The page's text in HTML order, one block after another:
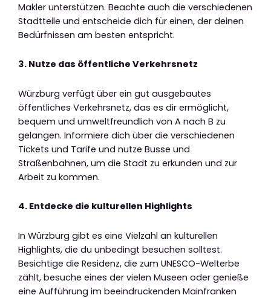
Makler unterstützen. Beachte auch die verschiedenen
Stadtteile und entscheide dich für einen, der deinen
Bedürfnissen am besten entspricht.
3. Nutze das öffentliche Verkehrsnetz
Würzburg verfügt über ein gut ausgebautes
öffentliches Verkehrsnetz, das es dir ermöglicht,
bequem und umweltfreundlich von A nach B zu
gelangen. Informiere dich über die verschiedenen
Tickets und Tarife und nutze Busse und
Straßenbahnen, um die Stadt zu erkunden und zur
Arbeit zu kommen.
4. Entdecke die kulturellen Highlights
In Würzburg gibt es eine Vielzahl an kulturellen
Highlights, die du unbedingt besuchen solltest.
Besichtige die Residenz, die zum UNESCO-Welterbe
zählt, besuche eines der vielen Museen oder genieße
eine Aufführung im beeindruckenden Mainfranken